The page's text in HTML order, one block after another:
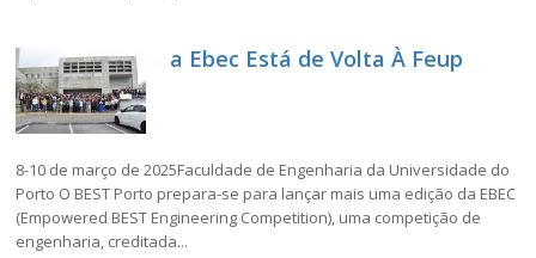
a Ebec Está de Volta À Feup
8-10 de março de 2025Faculdade de Engenharia da Universidade do
Porto O BEST Porto prepara-se para lançar mais uma edição da EBEC
(Empowered BEST Engineering Competition), uma competição de
engenharia, creditada...